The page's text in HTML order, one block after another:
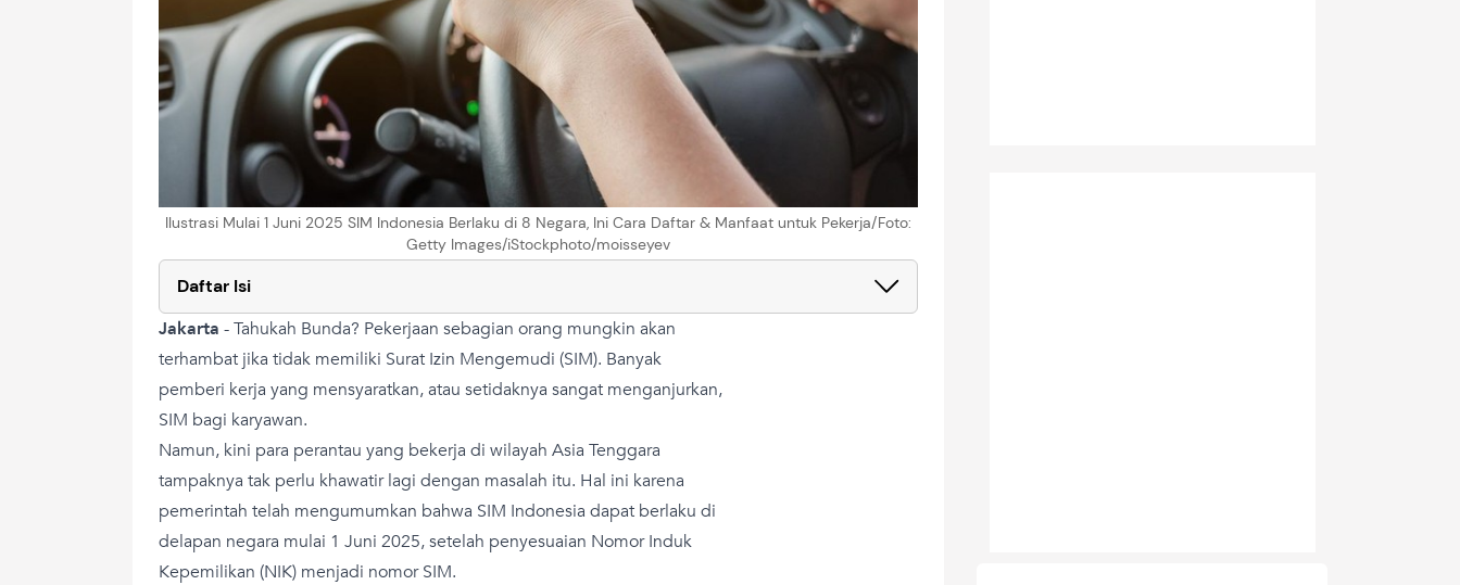
Ilustrasi Mulai 1 Juni 2025 SIM Indonesia Berlaku di 8 Negara, Ini Cara Daftar & Manfaat untuk Pekerja/Foto:
Getty Images/iStockphoto/moisseyev
Daftar Isi
Jakarta -Tahukah Bunda? Pekerjaan sebagian orang mungkin akan
terhambat jika tidak memiliki Surat Izin Mengemudi (SIM). Banyak
pemberi kerja yang mensyaratkan, atau setidaknya sangat menganjurkan,
SIM bagi karyawan.
Namun, kini para perantau yang bekerja di wilayah Asia Tenggara
tampaknya tak perlu khawatir lagi dengan masalah itu. Hal ini karena
pemerintah telah mengumumkan bahwa SIM Indonesia dapat berlaku di
delapan negara mulai 1 Juni 2025, setelah penyesuaian Nomor Induk
Kepemilikan (NIK) menjadi nomor SIM.